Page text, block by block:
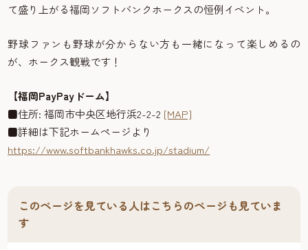
て盛り上がる福岡ソフトバンクホークスの恒例イベント。
野球ファンも野球が分からない方も一緒になって楽しめるの
が、ホークス観戦です！
【福岡PayPayドーム】
■住所: 福岡市中央区地行浜2-2-2 [MAP]
■詳細は下記ホームページより
https://www.softbankhawks.co.jp/stadium/
このページを見ている人はこちらのページも見ていま
す